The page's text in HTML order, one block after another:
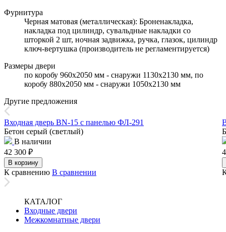
Фурнитура
Черная матовая (металлическая): Броненакладка,
накладка под цилиндр, сувальдные накладки со
шторкой 2 шт, ночная задвижка, ручка, глазок, цилиндр
ключ-вертушка (производитель не регламентируется)
Размеры двери
по коробу 960х2050 мм - снаружи 1130х2130 мм, по
коробу 880х2050 мм - снаружи 1050х2130 мм
Другие предложения
Входная дверь BN-15 с панелью ФЛ-291
Бетон серый (светлый)
В наличии
42 300 ₽
В корзину
К сравнению В сравнении
КАТАЛОГ
Входные двери
Межкомнатные двери